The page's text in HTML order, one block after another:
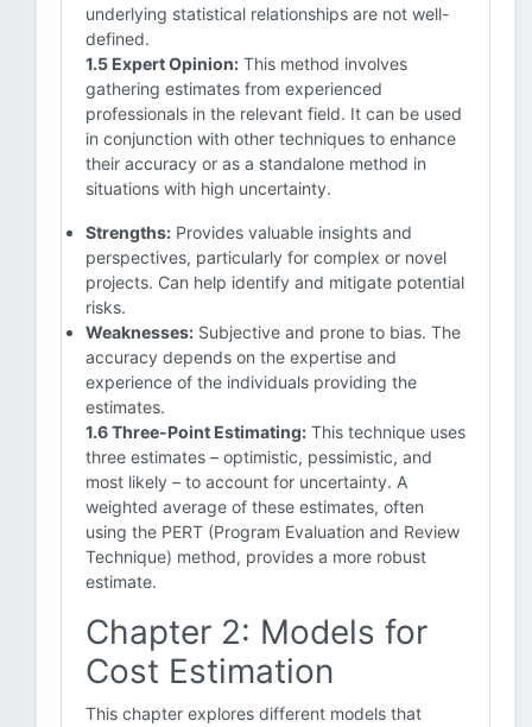
underlying statistical relationships are not well-
defined.
1.5 Expert Opinion: This method involves
gathering estimates from experienced
professionals in the relevant field. It can be used
in conjunction with other techniques to enhance
their accuracy or as a standalone method in
situations with high uncertainty.
Strengths: Provides valuable insights and
perspectives, particularly for complex or novel
projects. Can help identify and mitigate potential
risks.
Weaknesses: Subjective and prone to bias. The
accuracy depends on the expertise and
experience of the individuals providing the
estimates.
1.6 Three-Point Estimating: This technique uses
three estimates – optimistic, pessimistic, and
most likely – to account for uncertainty. A
weighted average of these estimates, often
using the PERT (Program Evaluation and Review
Technique) method, provides a more robust
estimate.
Chapter 2: Models for
Cost Estimation
This chapter explores different models that